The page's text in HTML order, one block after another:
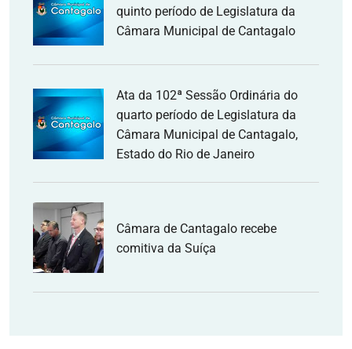
quinto período de Legislatura da
Câmara Municipal de Cantagalo
Ata da 102ª Sessão Ordinária do
quarto período de Legislatura da
Câmara Municipal de Cantagalo,
Estado do Rio de Janeiro
Câmara de Cantagalo recebe
comitiva da Suíça